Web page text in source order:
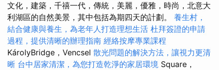
文化，建築，千禧一代，傳統，美麗，優雅，時尚，北意大
利湖區的自然美景，其中包括為期四天的計劃。 養生村，
結合健康與養生，為老年人打造理想生活 杜拜簽證的申請
過程，提供清晰的辦理指南 經絡按摩專業課程
KárolyBridge，Vencsel 散光問題的解決方法，讓視力更清
晰 台中居家清潔，為您打造乾淨的家居環境 Square，